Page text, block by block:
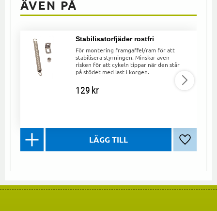
ÄVEN PÅ
Stabilisatorfjäder rostfri
För montering framgaffel/ram för att
stabilisera styrningen. Minskar även
risken för att cykeln tippar när den står
på stödet med last i korgen.
129kr
Lägg till